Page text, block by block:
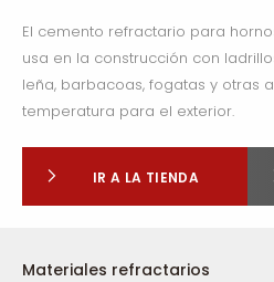
El cemento refractario para
usa en la construcción con
leña, barbacoas, fogatas y otras
temperatura para el exterior.
IR A LA TIENDA
Materiales refractarios